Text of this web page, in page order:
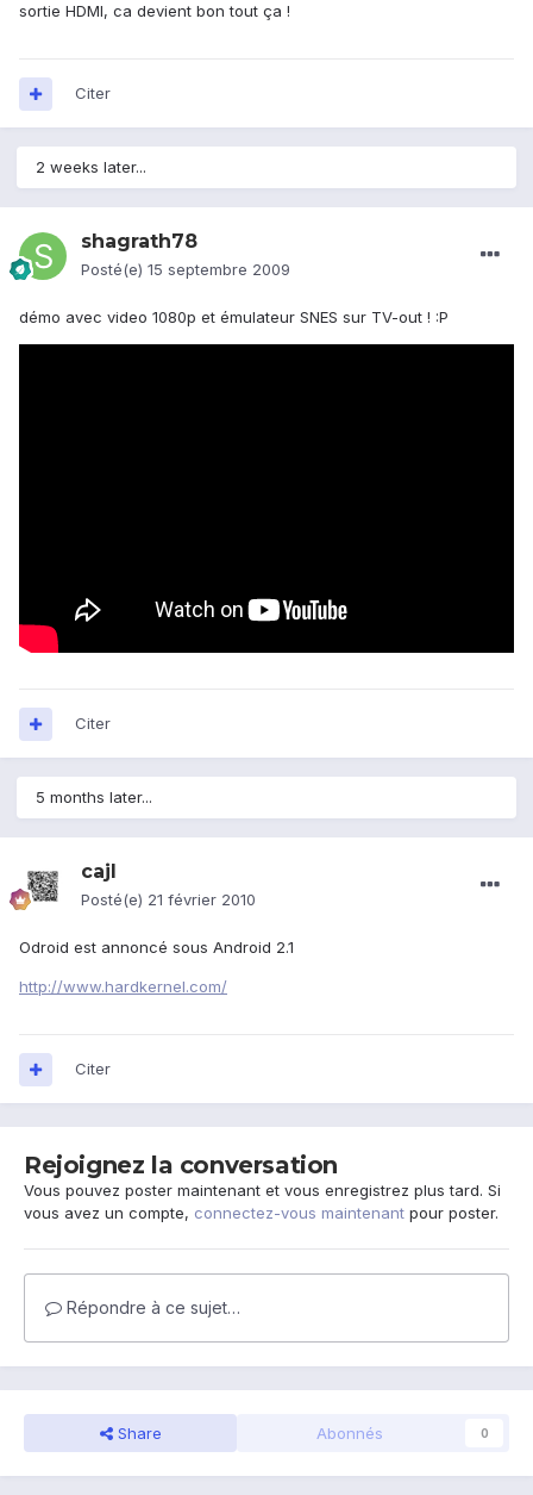
sortie HDMI, ca devient bon tout ça !
Citer
2 weeks later...
shagrath78
Posté(e) 15 septembre 2009
démo avec video 1080p et émulateur SNES sur TV-out ! :P
Citer
5 months later...
cajl
Posté(e) 21 février 2010
Odroid est annoncé sous Android 2.1
http://www.hardkernel.com/
Citer
Rejoignez la conversation
Vous pouvez poster maintenant et vous enregistrez plus tard. Si
vous avez un compte, connectez-vous maintenant pour poster.
Répondre à ce sujet…
Share Abonnés 0